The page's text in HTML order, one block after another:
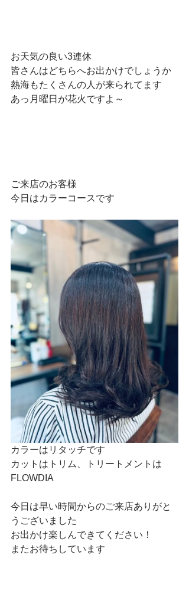
お天気の良い3連休
皆さんはどちらへお出かけでしょうか
熱海もたくさんの人が来られてます
あっ月曜日が花火ですよ～
ご来店のお客様
今日はカラーコースです
カラーはリタッチです
カットはトリム、トリートメントは
FLOWDIA
今日は早い時間からのご来店ありがと
うございました
お出かけ楽しんできてください！
またお待ちしています